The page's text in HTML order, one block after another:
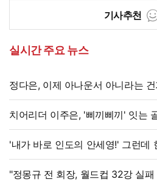
기사추천
실시간 주요 뉴스
정다은, 이제 아나운서 아니라는
과감 반전 매력
치어리더 이주은, '삐끼삐끼' 잇는
'내가 바로 인도의 안세영!' 그런데
"정몽규 전 회장, 월드컵 32강 실